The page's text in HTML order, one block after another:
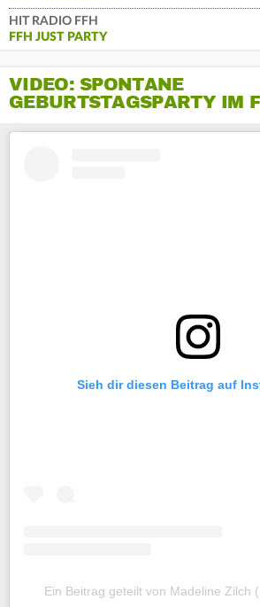
HIT RADIO FFH
FFH JUST PARTY
VIDEO: SPONTANE
GEBURTSTAGSPARTY IM
Sieh dir diesen Beitrag auf
Ein Beitrag geteilt von Madeline Zilch